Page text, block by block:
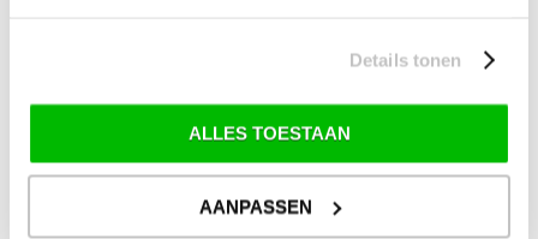
Details tonen
ALLES TOESTAAN
AANPASSEN
Schrijf je in voor onze nieuwsbrief!